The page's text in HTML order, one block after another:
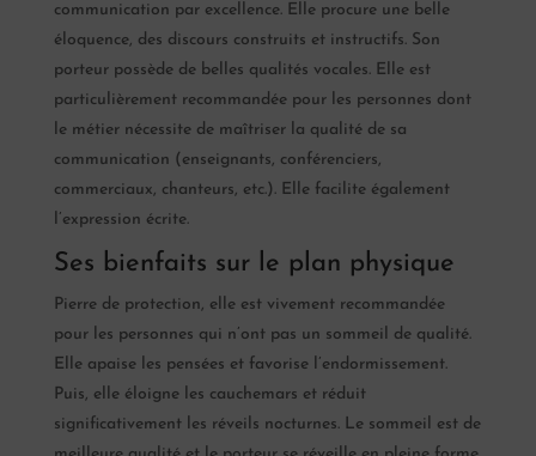
communication par excellence. Elle procure une belle
éloquence, des discours construits et instructifs. Son
porteur possède de belles qualités vocales. Elle est
particulièrement recommandée pour les personnes dont
le métier nécessite de maîtriser la qualité de sa
communication (enseignants, conférenciers,
commerciaux, chanteurs, etc.). Elle facilite également
l’expression écrite.
Ses bienfaits sur le plan physique
Pierre de protection, elle est vivement recommandée
pour les personnes qui n’ont pas un sommeil de qualité.
Elle apaise les pensées et favorise l’endormissement.
Puis, elle éloigne les cauchemars et réduit
significativement les réveils nocturnes. Le sommeil est de